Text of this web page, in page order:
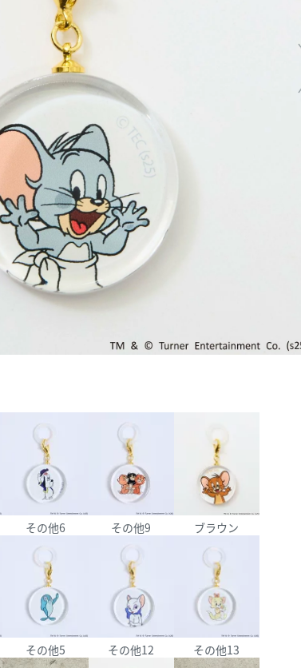
その他6 その他9 ブラウン
その他5 その他12 その他13